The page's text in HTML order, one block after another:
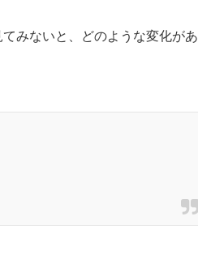
みないと、どのような変化があ